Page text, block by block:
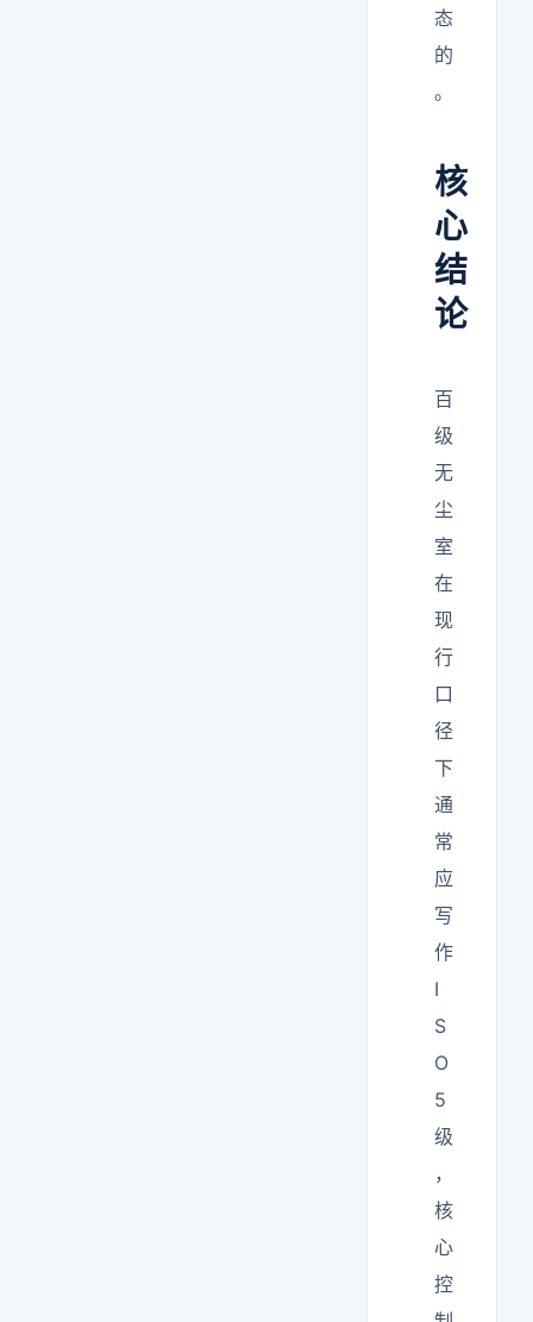
态
的
。
核
心
结
论
百
级
无
尘
室
在
现
行
口
径
下
通
常
应
写
作
I
S
O
5
级
，
核
心
控